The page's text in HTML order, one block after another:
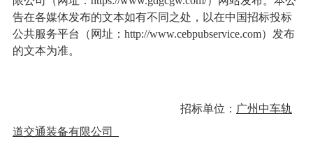
告在各媒体发布的文本如有不同之处，以在中国招标投标
公共服务平台（网址： http://www.cebpubservice.com） 发布
的文本为准。
招标单位： 广州中车轨
道交通装备有限公司